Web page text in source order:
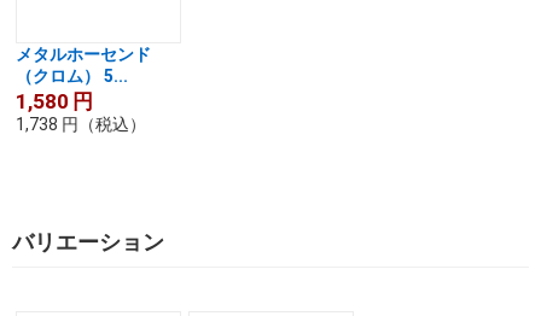
メタルホーセンド
（クロム） 5...
1,580 円
1,738 円 （税込）
バリエーション